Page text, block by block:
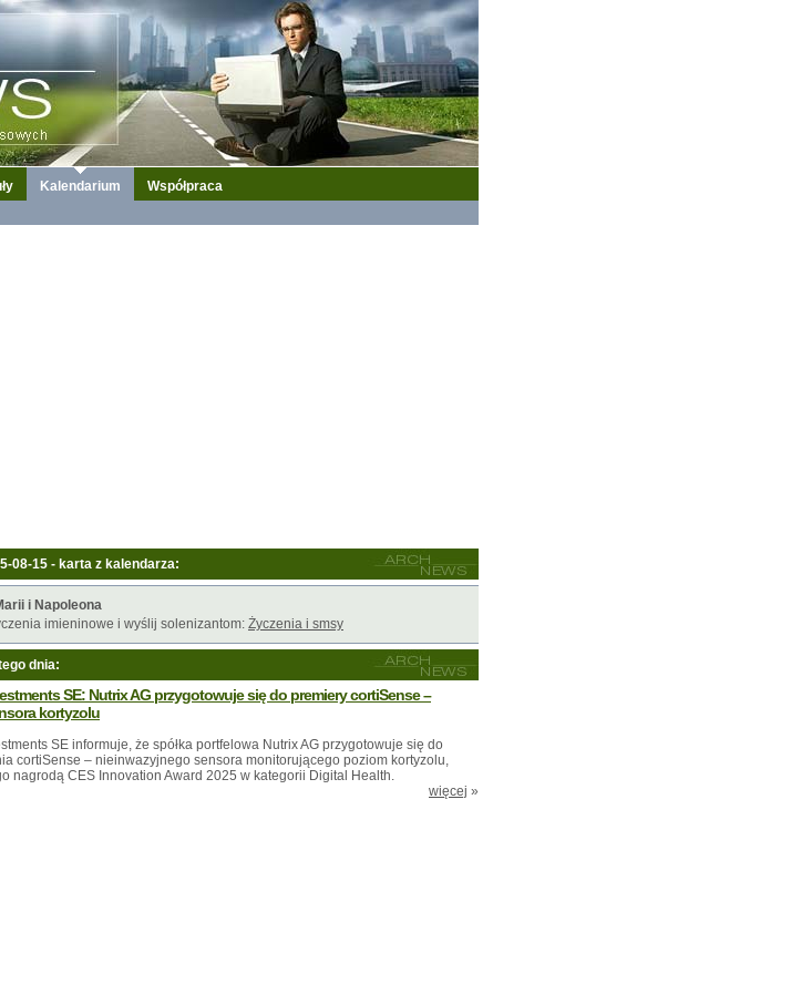
Kalendarium Współpraca
08-15 - karta z kalendarza:
i Napoleona
imieninowe i wyślij solenizantom: Życzenia i smsy
dnia:
SE: Nutrix AG przygotowuje się do premiery cortiSense –
kortyzolu
SE informuje, że spółka portfelowa Nutrix AG przygotowuje się do
cortiSense – nieinwazyjnego sensora monitorującego poziom kortyzolu,
nagrodą CES Innovation Award 2025 w kategorii Digital Health.
więcej »